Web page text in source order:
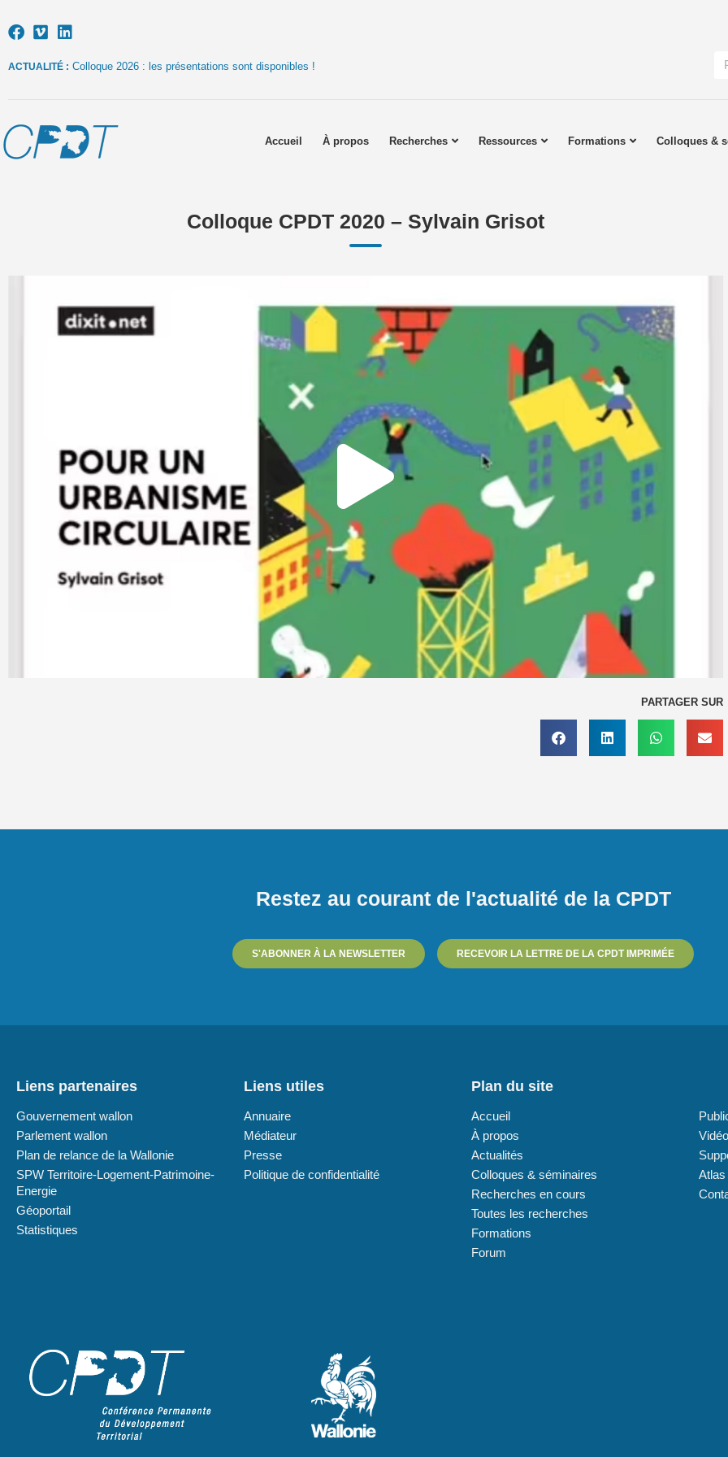
ACTUALITÉ : Colloque 2026 : les présentations sont disponibles !
Accueil À propos Recherches Ressources Formations Colloques &
Colloque CPDT 2020 – Sylvain Grisot
PARTAGER SUR
Restez au courant de l'actualité de la CPDT
S'ABONNER À LA NEWSLETTER RECEVOIR LA LETTRE DE LA CPDT IMPRIMÉE
Liens partenaires
Gouvernement wallon
Parlement wallon
Plan de relance de la Wallonie
SPW Territoire-Logement-Patrimoine-
Energie
Géoportail
Statistiques
Liens utiles
Annuaire
Médiateur
Presse
Politique de confidentialité
Plan du site
Accueil
À propos
Actualités
Colloques & séminaires
Recherches en cours
Toutes les recherches
Formations
Forum
Atlas